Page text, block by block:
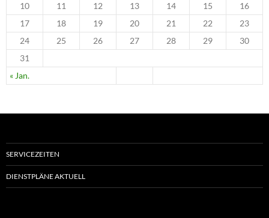
« Jan.
10
11 12 13 14 15
16
17
18 19 20 21 22
23
24
25 26 27 28 29
30
31
SERVICEZEITEN
DIENSTPLÄNE AKTUELL